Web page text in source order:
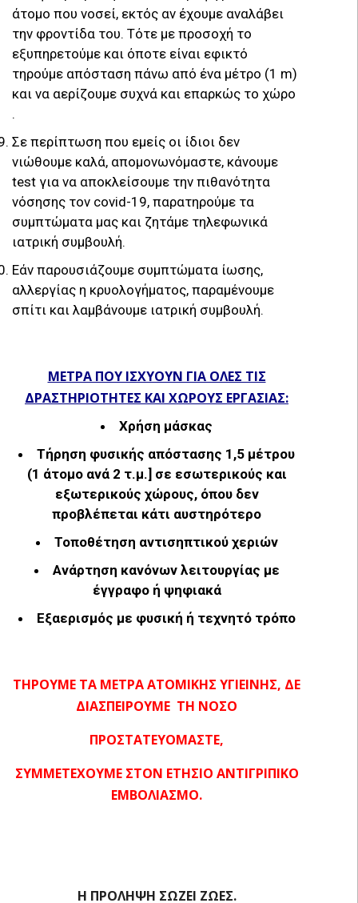
άτομο που νοσεί, εκτός αν έχουμε αναλάβει
την φροντίδα του. Τότε με προσοχή το
εξυπηρετούμε και όποτε είναι εφικτό
τηρούμε απόσταση πάνω από ένα μέτρο (1 m)
και να αερίζουμε συχνά και επαρκώς το χώρο
.
Σε περίπτωση που εμείς οι ίδιοι δεν
νιώθουμε καλά, απομονωνόμαστε, κάνουμε
test για να αποκλείσουμε την πιθανότητα
νόσησης τον covid-19, παρατηρούμε τα
συμπτώματα μας και ζητάμε τηλεφωνικά
ιατρική συμβουλή.
Εάν παρουσιάζουμε συμπτώματα ίωσης,
αλλεργίας η κρυολογήματος, παραμένουμε
σπίτι και λαμβάνουμε ιατρική συμβουλή.
ΜΕΤΡΑ ΠΟΥ ΙΣΧΥΟΥΝ ΓΙΑ ΟΛΕΣ ΤΙΣ
ΔΡΑΣΤΗΡΙΟΤΗΤΕΣ ΚΑΙ ΧΩΡΟΥΣ ΕΡΓΑΣΙΑΣ:
Χρήση μάσκας
Τήρηση φυσικής απόστασης 1,5 μέτρου
(1 άτομο ανά 2 τ.μ.] σε εσωτερικούς και
εξωτερικούς χώρους, όπου δεν
προβλέπεται κάτι αυστηρότερο
Τοποθέτηση αντισηπτικού χεριών
Ανάρτηση κανόνων λειτουργίας με
έγγραφο ή ψηφιακά
Εξαερισμός με φυσική ή τεχνητό τρόπο
ΤΗΡΟΥΜΕ ΤΑ ΜΕΤΡΑ ΑΤΟΜΙΚΗΣ ΥΓΙΕΙΝΗΣ, ΔΕ
ΔΙΑΣΠΕΙΡΟΥΜΕ ΤΗ ΝΟΣΟ
ΠΡΟΣΤΑΤΕΥΟΜΑΣΤΕ,
ΣΥΜΜΕΤΕΧΟΥΜΕ ΣΤΟΝ ΕΤΗΣΙΟ ΑΝΤΙΓΡΙΠΙΚΟ
ΕΜΒΟΛΙΑΣΜΟ.
Η ΠΡΟΛΗΨΗ ΣΩΖΕΙ ΖΩΕΣ.